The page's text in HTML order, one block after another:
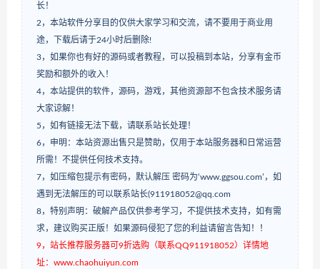
长！
2，本站软件分享目的仅供大家学习和交流，请不要用于商业用
途，下载后请于24小时后删除!
3，如果你也有好的源码或者教程，可以投稿到本站，分享有金币
奖励和额外的收入！
4，本站提供的软件，源码，游戏，其他资源部不包含技术服务请
大家谅解！
5，如有链接无法下载，请联系站长处理！
6，申明：本站资源出售只是赞助，仅用于本站服务器和日常运营
所需！不提供任何技术支持。
7，如压缩包提示有密码，默认解压 密码为‘www.ggsou.com’，如
遇到无法解压的可以联系站长(911918052@qq.com
8，特别声明：破解产品仅供参考学习，不提供技术支持，如有需
求，建议购买正版！如果源码侵犯了您的利益请留言告知！！
9，站长推荐服务器可9折选购（联系QQ911918052）详情地
址：www.chaohuiyun.com